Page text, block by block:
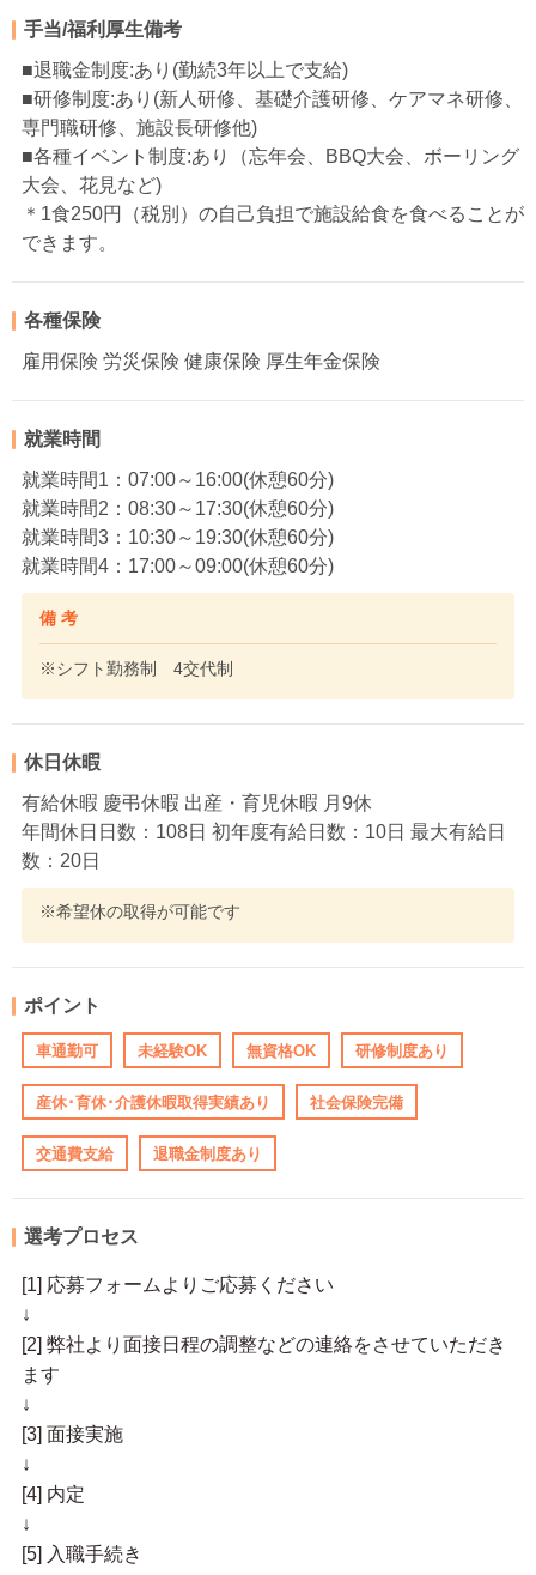
手当/福利厚生備考
■退職金制度:あり(勤続3年以上で支給)
■研修制度:あり(新人研修、基礎介護研修、ケアマネ研修、
専門職研修、施設長研修他)
■各種イベント制度:あり（忘年会、BBQ大会、ボーリング
大会、花見など)
＊1食250円（税別）の自己負担で施設給食を食べることが
できます。
各種保険
雇用保険 労災保険 健康保険 厚生年金保険
就業時間
就業時間1：07:00～16:00(休憩60分)
就業時間2：08:30～17:30(休憩60分)
就業時間3：10:30～19:30(休憩60分)
就業時間4：17:00～09:00(休憩60分)
備 考
※シフト勤務制 4交代制
休日休暇
有給休暇 慶弔休暇 出産・育児休暇 月9休
年間休日日数：108日 初年度有給日数：10日 最大有給日
数：20日
※希望休の取得が可能です
ポイント
車通勤可 未経験OK 無資格OK 研修制度あり
産休･育休･介護休暇取得実績あり 社会保険完備
交通費支給 退職金制度あり
選考プロセス
[1] 応募フォームよりご応募ください
↓
[2] 弊社より面接日程の調整などの連絡をさせていただき
ます
↓
[3] 面接実施
↓
[4] 内定
↓
[5] 入職手続き